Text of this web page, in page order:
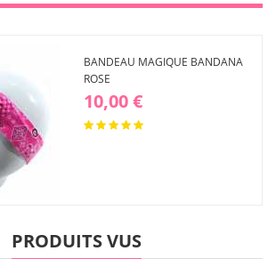
BANDEAU MAGIQUE BANDANA
ROSE
10,00 €
PRODUITS VUS